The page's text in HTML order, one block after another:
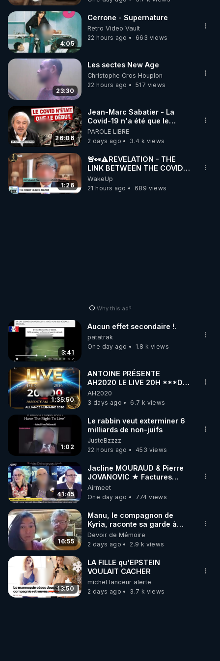
4:05
Cerrone - Supernature
Retro Video Vault
22 hours ago
663 views
23:30
Les sectes New Age
Christophe Cros Houplon
22 hours ago
517 views
26:06
Jean-Marc Sabatier - La
Covid-19 n'a été que le
début - L'ARNm & l'ARNm-aa
jusqu où auront-t-il ?
PAROLE LIBRE
2 days ago
3.4 k views
1:26
🚨👀⚠️REVELATION - THE
LINK BETWEEN THE COVID
VACCINE AND CANCER -LIEN
VACCIN COVID ET CANCER
WakeUp
21 hours ago
689 views
Why this ad?
3:41
Aucun effet secondaire !.
patatrak
One day ago
1.8 k views
1:35:50
ANTOINE PRÉSENTE
AH2020 LE LIVE 20H ***DU
06/08/2026***
AH2020
3 days ago
6.7 k views
1:02
Le rabbin veut exterminer 6
milliards de non-juifs
JusteBzzzz
22 hours ago
453 views
41:45
Jacline MOURAUD & Pierre
JOVANOVIC ★ Factures
Impayées : Où Est Passé Le
Pognon ?
Airmeet
One day ago
774 views
16:55
Manu, le compagnon de
Kyria, raconte sa garde à
vue musclée. PARTAGEZ!
Devoir de Mémoire
2 days ago
2.9 k views
13:50
LA FILLE qu'EPSTEIN
VOULAIT CACHER
michel lanceur alerte
2 days ago
3.7 k views